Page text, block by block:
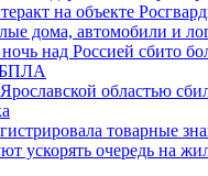
на объекте
дома, автомобили и
над Россией сбито
БПЛА
областью
товарные
ускорять очередь на